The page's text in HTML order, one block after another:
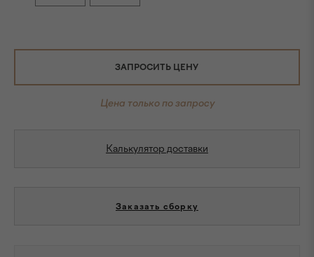
ЗАПРОСИТЬ ЦЕНУ
Цена только по запросу
Калькулятор доставки
Заказать сборку